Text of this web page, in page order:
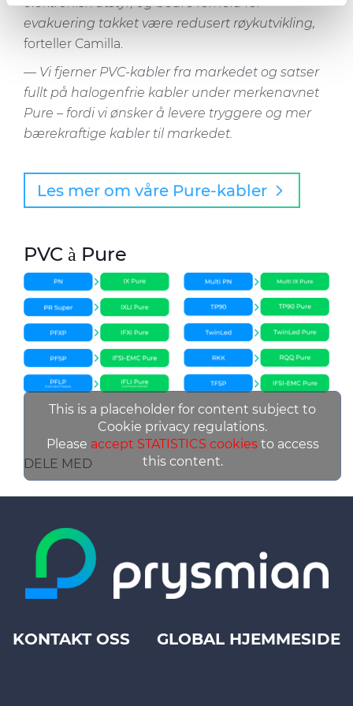
provide social media features and to analyse our traffic.
We also share information about your use of our site with
our social media, advertising and analytics partners who
provided to them or that they’ve collected from your use
of their services.
evakuering takket være redusert røykutvikling,
forteller Camilla.
— Vi fjerner PVC-kabler fra markedet og satser
fullt på halogenfrie kabler under merkenavnet
Pure – fordi vi ønsker å levere tryggere og mer
bærekraftige kabler til markedet.
Les mer om våre Pure-kabler
PVC à Pure
DELE MED
This is a placeholder for content subject to
Cookie privacy regulations.
Please accept STATISTICS cookiesto access
this content.
Footer
KONTAKT OSS GLOBAL HJEMMESIDE